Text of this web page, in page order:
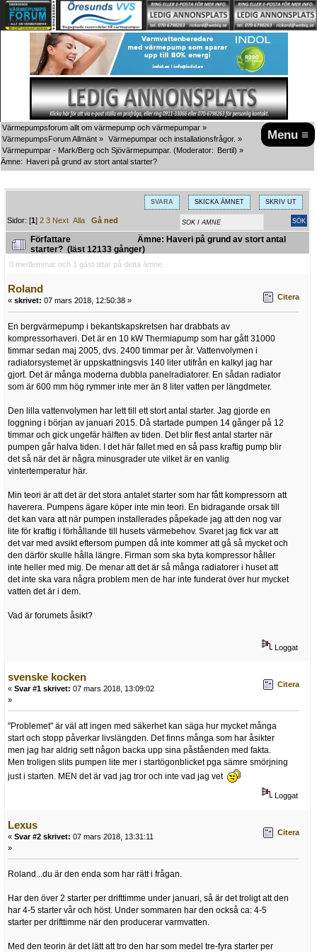
Menu ≡
Värmepumpsforum allt om värmepump och värmepumpar »
VärmepumpsForum Allmänt » Värmepumpar och installationsfrågor. »
Värmepumpar - Mark/Berg och Sjövärmepumpar. (Moderator: Bertil) »
Ämne: Haveri på grund av stort antal starter?
SVARA SKICKA ÄMNET SKRIV UT
Sidor: [1]2 3 Next Alla Gå ned
Författare
Ämne: Haveri på grund av stort antal
starter? (läst 12133 gånger)
0 medlemmar och 1 gäst tittar på detta ämne.
Roland
« skrivet: 07 mars 2018, 12:50:38 » Citera
En bergvärmepump i bekantskapskretsen har drabbats av
kompressorhaveri. Det är en 10 kW Thermiapump som har gått 31000
timmar sedan maj 2005, dvs. 2400 timmar per år. Vattenvolymen i
radiatorsystemet är uppskattningsvis 140 liter utifrån en kalkyl jag har
gjort. Det är många moderna dubbla panelradiatorer. En sådan radiator
som är 600 mm hög rymmer inte mer än 8 liter vatten per längdmeter.
Den lilla vattenvolymen har lett till ett stort antal starter. Jag gjorde en
loggning i början av januari 2015. Då startade pumpen 14 gånger på 12
timmar och gick ungefär hälften av tiden. Det blir flest antal starter när
pumpen går halva tiden. I det här fallet med en så pass kraftig pump blir
det så när det är några minusgrader ute vilket är en vanlig
vintertemperatur här.
Min teori är att det är det stora antalet starter som har fått kompressorn att
haverera. Pumpens ägare köper inte min teori. En bidragande orsak till
det kan vara att när pumpen installerades påpekade jag att den nog var
lite för kraftig i förhållande till husets värmebehov. Svaret jag fick var att
det var med avsikt eftersom pumpen då inte kommer att gå så mycket och
den därför skulle hålla längre. Firman som ska byta kompressor håller
inte heller med mig. De menar att det är så många radiatorer i huset att
det inte ska vara några problem men de har inte funderat över hur mycket
vatten det är i dem.
Vad är forumets åsikt?
Loggat
svenske kocken
« Svar #1 skrivet: 07 mars 2018, 13:09:02
»
Citera
"Problemet" är väl att ingen med säkerhet kan säga hur mycket många
start och stopp påverkar livslängden. Det finns många som har åsikter
men jag har aldrig sett någon backa upp sina påståenden med fakta.
Men troligen slits pumpen lite mer i startögonblicket pga sämre smörjning
just i starten. MEN det är vad jag tror och inte vad jag vet
Loggat
Lexus
« Svar #2 skrivet: 07 mars 2018, 13:31:11
»
Citera
Roland...du är den enda som har rätt i frågan.
Har den över 2 starter per drifttimme under januari, så är det troligt att den
har 4-5 starter vår och höst. Under sommaren har den också ca: 4-5
starter per drifttimme när den producerar varmvatten.
Med den teorin är det lätt att tro den har som medel tre-fyra starter per